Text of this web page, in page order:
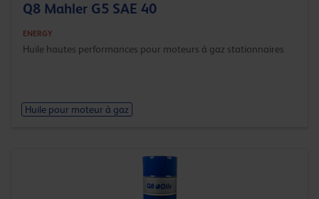
Q8 Mahler G5 SAE 40
ENERGY
Huile hautes performances pour moteurs à gaz stationnaires
Huile pour moteur à gaz